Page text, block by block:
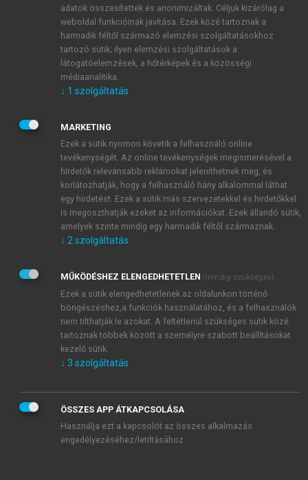
E-MAIL-CÍM
JELSZÓ
JELSZÓ ÚJRA
Kérek értesítést a MeRSZ újdonságairól, akcióiról.
Kérek értesítést az Akadémiai Kiadó Zrt. újdonságairól,
Adatkezelési tájékoztatóbanfoglaltakat tudomásul
veszem és elfogadom.
Általános vásárlási feltételeket, valamint a szotar.netés a
mersz.huoldalak licencszerződéseiben foglaltakat
tudomásul veszem és elfogadom.
KIPRÓBÁLOM
adatok összesítettek és anonimizáltak. Céljuk kizárólag a
weboldal funkcióinak javítása. Ezek közé tartoznak a
harmadik féltől származó elemzési szolgáltatásokhoz
tartozó sütik; ilyen elemzési szolgáltatások a
látogatóelemzések, a hőtérképek és a közösségi
médiaanalitika.
↓ 1 szolgáltatás
MARKETING
Ezek a sütik nyomon követik a felhasználó online
tevékenységét. Az online tevékenységek megismerésével a
hirdetők relevánsabb reklámokat jeleníthetnek meg, és
korlátozhatják, hogy a felhasználó hány alkalommal láthat
egy hirdetést. Ezek a sütik más szervezetekkel és hirdetőkkel
is megoszthatják ezeket az információkat. Ezek állandó sütik,
amelyek szinte mindig egy harmadik féltől származnak.
↓ 2 szolgáltatás
MŰKÖDÉSHEZ ELENGEDHETETLEN (mindig szükséges)
Ezek a sütik elengedhetetlenek az oldalunkon történő
böngészéshez,a funkciók használatához, és a felhasználók
nem tilthatják le azokat. A feltétlenül szükséges sütik közé
tartoznak többek között a személyre szabott beállításokat
kezelő sütik.
↓ 3 szolgáltatás
ÖSSZES APP ÁTKAPCSOLÁSA
Használja ezt a kapcsolót az összes alkalmazás
engedélyezéséhez/letiltásához.